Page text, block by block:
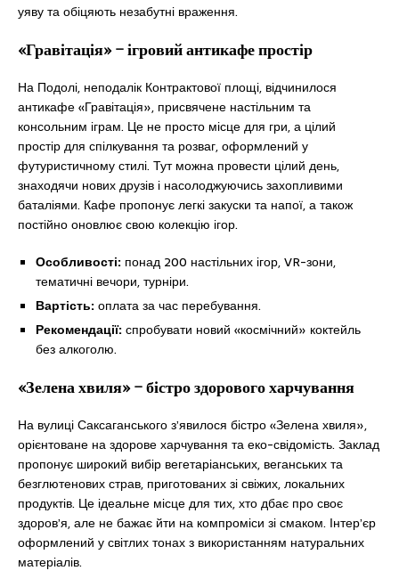
уяву та обіцяють незабутні враження.
«Гравітація» – ігровий антикафе простір
На Подолі, неподалік Контрактової площі, відчинилося
антикафе «Гравітація», присвячене настільним та
консольним іграм. Це не просто місце для гри, а цілий
простір для спілкування та розваг, оформлений у
футуристичному стилі. Тут можна провести цілий день,
знаходячи нових друзів і насолоджуючись захопливими
баталіями. Кафе пропонує легкі закуски та напої, а також
постійно оновлює свою колекцію ігор.
Особливості: понад 200 настільних ігор, VR-зони,
тематичні вечори, турніри.
Вартість:оплата за час перебування.
Рекомендації:спробувати новий «космічний» коктейль
без алкоголю.
«Зелена хвиля» – бістро здорового харчування
На вулиці Саксаганського з’явилося бістро «Зелена хвиля»,
орієнтоване на здорове харчування та еко-свідомість. Заклад
пропонує широкий вибір вегетаріанських, веганських та
безглютенових страв, приготованих зі свіжих, локальних
продуктів. Це ідеальне місце для тих, хто дбає про своє
здоров’я, але не бажає йти на компроміси зі смаком. Інтер’єр
оформлений у світлих тонах з використанням натуральних
матеріалів.